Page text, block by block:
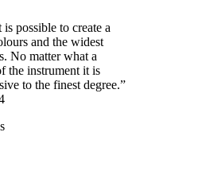
possible to create a
and the widest
No matter what a
the instrument it is
to the finest degree.”